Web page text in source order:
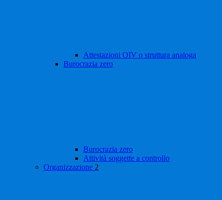
Attestazioni OIV o struttura analoga
Burocrazia zero
Burocrazia zero
Attività soggette a controllo
Organizzazione 2